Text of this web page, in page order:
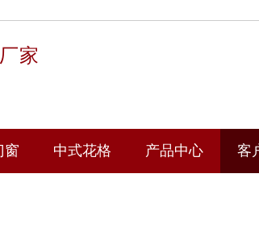
家
窗 中式花格 产品中心 客